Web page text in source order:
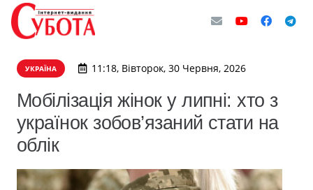
УКРАЇНА 11:18, Вівторок, 30 Червня, 2026
Мобілізація жінок у липні: хто з
українок зобов’язаний стати на
облік